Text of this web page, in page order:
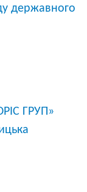
державного
ГРУП»